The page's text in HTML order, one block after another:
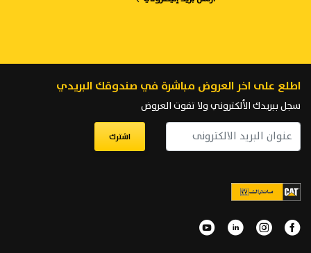
اطلع على اخر العروض مباشرة في صندوقك البريدي
سجل ببريدك الألكتروني ولا تفوت العروض
اشترك